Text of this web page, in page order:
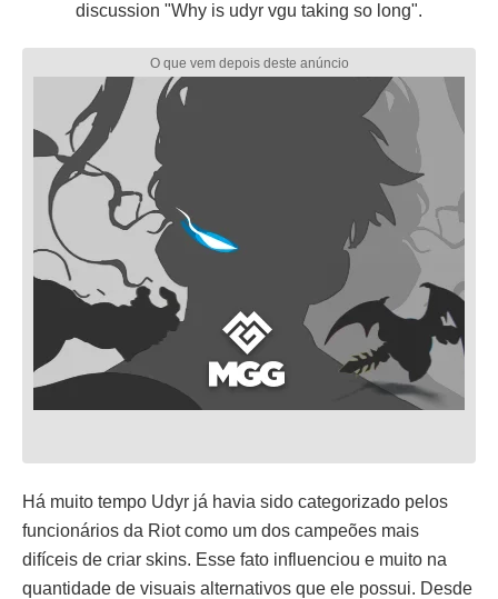
discussion "Why is udyr vgu taking so long".
Há muito tempo Udyr já havia sido categorizado pelos
funcionários da Riot como um dos campeões mais
difíceis de criar skins. Esse fato influenciou e muito na
quantidade de visuais alternativos que ele possui. Desde